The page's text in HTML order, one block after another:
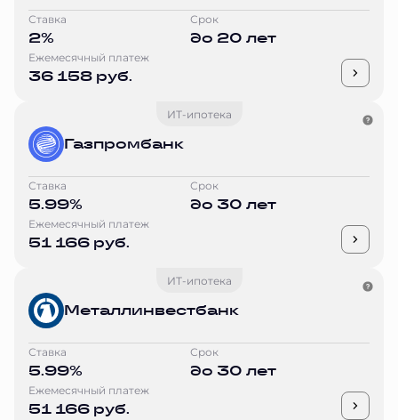
Ставка
2%
Срок
до 20 лет
Ежемесячный платеж
36 158 руб.
ИТ-ипотека
Газпромбанк
Ставка
5.99%
Срок
до 30 лет
Ежемесячный платеж
51 166 руб.
ИТ-ипотека
Металлинвестбанк
Ставка
5.99%
Срок
до 30 лет
Ежемесячный платеж
51 166 руб.